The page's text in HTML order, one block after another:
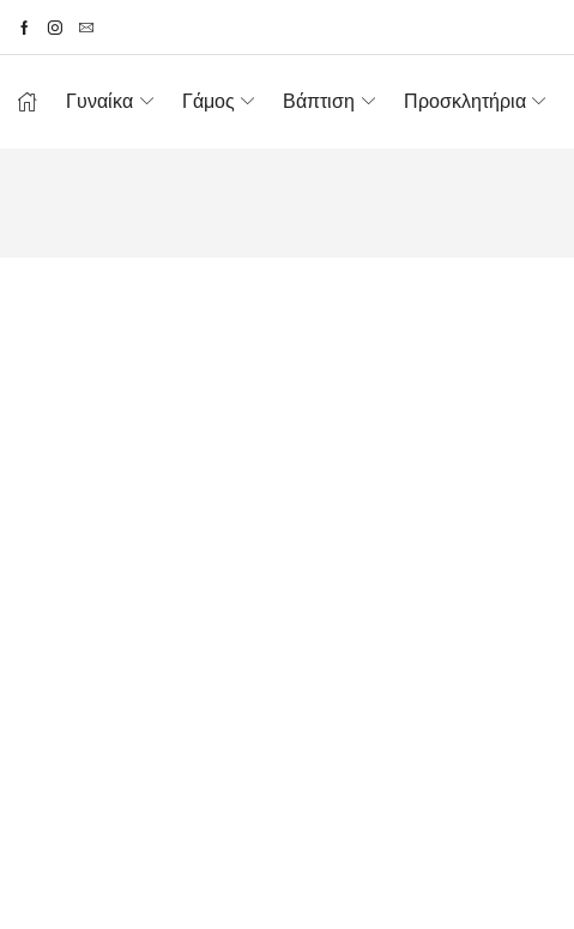
Γυναίκα Γάμος Βάπτιση Προσκλητήρια